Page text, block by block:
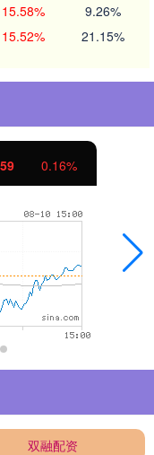
15.58% 9.26%
15.52% 21.15%
0.16%
双融配资